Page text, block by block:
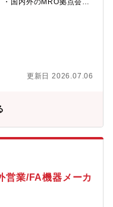
ので、内定まで丁寧に
受け、国内外で三菱重
望が高まっています。
が見込まれる中、一緒
事であり、またプロジ
れる業務です 。日本国内
の大きなプロジェクト
界最先端、最高峰の技
ェクトの規模にもよりま
なります。今回のポジシ
ラント設備の基本計
国内外のMRO拠点会社
売に関連する顧客営業
入担当（社内技術担当
ィードバック）・不適
止・顧客仕様、納期を把
・配属部門の「舶用カ
プに配属予定・メンバー
計11名【仕事のやりが
巻き込みながら、お客さ
・お客さまから、直接
だけることもあり、社
残業：月平均30時間程
面談や代理店の支援のた
ックスタイム制：あり
22:00、コアタイム：
更新日 2026.07.06
営業/FA機器メーカ